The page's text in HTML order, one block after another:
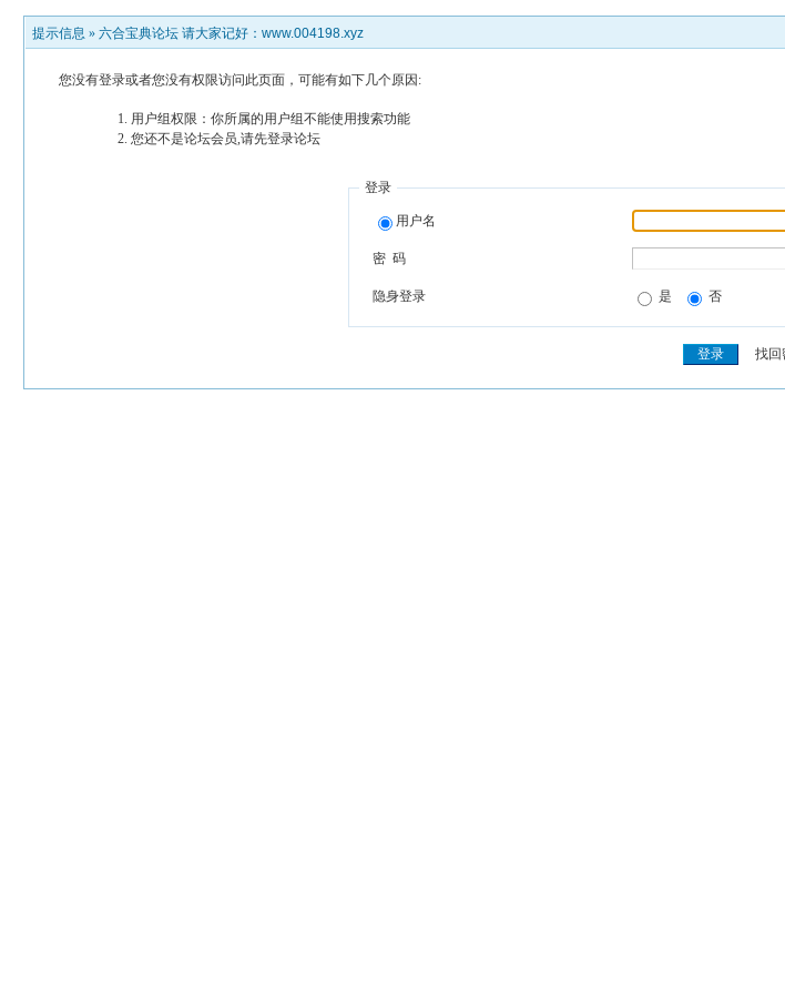
提示信息 » 六合宝典论坛 请大家记好：www.004198.xyz
您没有登录或者您没有权限访问此页面，可能有如下几个原因:
用户组权限：你所属的用户组不能使用搜索功能
您还不是论坛会员,请先登录论坛
登录
用户名
密 码
隐身登录 是 否
找回